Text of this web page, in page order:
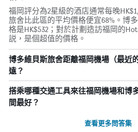
福岡評分為2星級的酒店通常每晚
旅舍比此區的平均價格便宜68%。博
格是HK$532；對於計劃造訪福岡的
説，是個超值的價格。
博多維貝斯旅舍距離福岡機場（最近
遠？
搭乘哪種交通工具來往福岡機場和博
間最好？
查看更多問答集